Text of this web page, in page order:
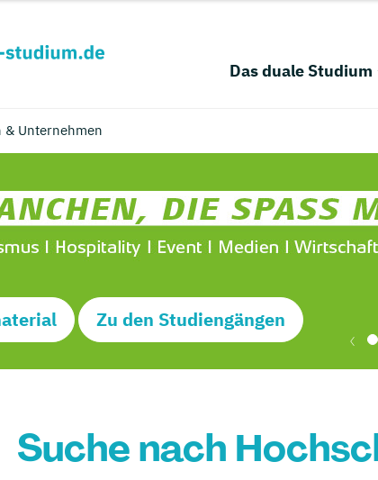
Das duale Studium
& Unternehmen
Zu den Studiengängen
Suche nach